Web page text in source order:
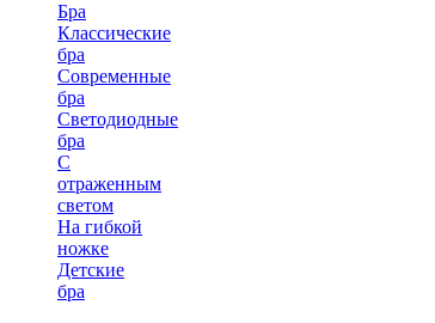
Бра
Классические
бра
Современные
бра
Светодиодные
бра
С
отраженным
светом
На гибкой
ножке
Детские
бра